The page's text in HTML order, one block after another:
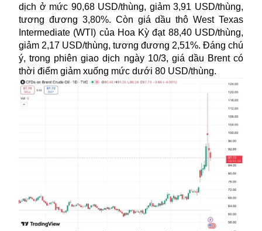
dịch ở mức 90,68 USD/thùng, giảm 3,91 USD/thùng,
tương đương 3,80%. Còn giá dầu thô West Texas
Intermediate (WTI) của Hoa Kỳ đạt 88,40 USD/thùng,
giảm 2,17 USD/thùng, tương đương 2,51%. Đáng chú
ý, trong phiên giao dịch ngày 10/3, giá dầu Brent có
thời điểm giảm xuống mức dưới 80 USD/thùng.